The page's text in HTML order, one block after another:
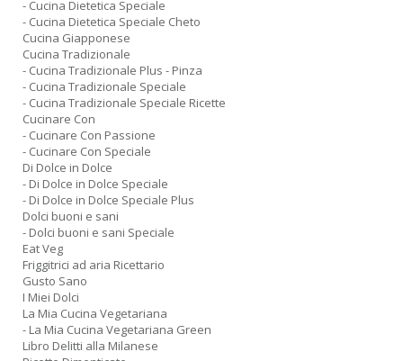
- Cucina Dietetica Speciale
- Cucina Dietetica Speciale Cheto
Cucina Giapponese
Cucina Tradizionale
- Cucina Tradizionale Plus - Pinza
- Cucina Tradizionale Speciale
- Cucina Tradizionale Speciale Ricette
Cucinare Con
- Cucinare Con Passione
- Cucinare Con Speciale
Di Dolce in Dolce
- Di Dolce in Dolce Speciale
- Di Dolce in Dolce Speciale Plus
Dolci buoni e sani
- Dolci buoni e sani Speciale
Eat Veg
Friggitrici ad aria Ricettario
Gusto Sano
I Miei Dolci
La Mia Cucina Vegetariana
- La Mia Cucina Vegetariana Green
Libro Delitti alla Milanese